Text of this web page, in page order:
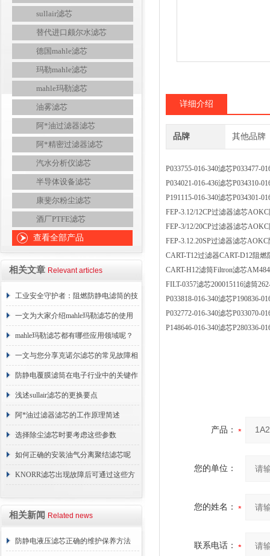
sullair滤芯
替代进口颇尔水滤芯
德国mahle滤芯
玛勒mahle滤芯
mahle玛勒滤芯
油雾滤芯
阿*油过滤器滤芯
阿*精密过滤器滤芯
汽水分析仪滤芯
半导体设备滤芯
康斐尔粉尘滤芯
酒厂PTFE滤芯
查看全部产品
相关文章 Relevant articles
工业安全守护者：阻燃防静电滤筒的技
术原理与应用解析
一文为大家介绍mahle玛勒滤芯的使用
原理
mahle玛勒滤芯都有哪些应用领域呢？
一文与您分享克诺尔滤芯的常见故障相
应解决方法
防静电覆膜滤筒在电子行业中的关键作
用
浅述sullair滤芯的更换要点
阿*油过滤器滤芯的工作原理简述
选择除尘滤芯时要考虑这些参数
如何正确的安装油气分离聚结滤芯呢
KNORR滤芯出现故障后可通过这些方
相关新闻 Related news
防静电液压滤芯正确的维护保养方法
详细介绍
品牌 其他品牌
P033755-016-340滤芯P033477-
P034021-016-436滤芯P034310-
P191115-016-340滤芯P034301-
FEP-3.12/12СР过滤器滤芯
FEP-3/12/20CP过滤器滤芯
FEP-3.12.20SP过滤器滤芯
CART-T12过滤器CART-D12阻
CART-H12滤筒Filtron滤芯
FILT-0357滤芯200015116滤筒
P033818-016-340滤芯P190836-
P032772-016-340滤芯P033070-
P148646-016-340滤芯P280336-
产品：
您的单位：
您的姓名：
联系电话：